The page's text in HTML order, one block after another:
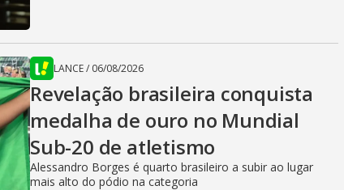
LANCE/ 06/08/2026
Revelação brasileira conquista
medalha de ouro no Mundial
Sub-20 de atletismo
Alessandro Borges é quarto brasileiro a subir ao lugar
mais alto do pódio na categoria